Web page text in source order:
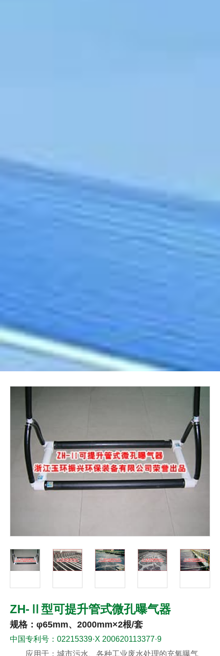
ZH-Ⅱ型可提升管式微孔曝气器
规格：φ65mm、2000mm×2根/套
中国专利号：02215339·X 200620113377·9
应用于：城市污水、各种工业废水处理的充氧曝气